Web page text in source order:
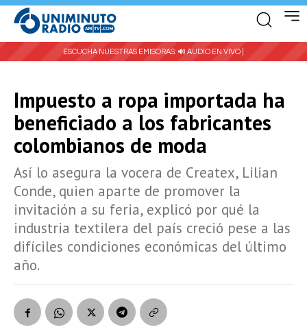
ESCUCHA NUESTRAS EMISORAS: 🔊 AUDIO EN VIVO |
Impuesto a ropa importada ha
beneficiado a los fabricantes
colombianos de moda
Así lo asegura la vocera de Createx, Lilian
Conde, quien aparte de promover la
invitación a su feria, explicó por qué la
industria textilera del país creció pese a las
difíciles condiciones económicas del último
año.